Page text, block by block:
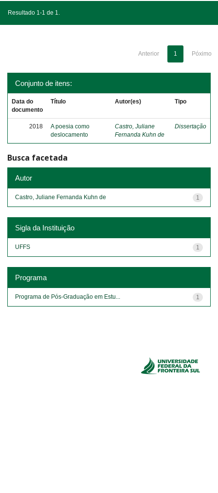
Resultado 1-1 de 1.
Anterior 1 Póximo
Conjunto de itens:
Data do
documento
Título Autor(es) Tipo
2018
A poesia como
deslocamento
Castro, Juliane
Fernanda Kuhn de
Dissertação
Busca facetada
Autor
1
Castro, Juliane Fernanda Kuhn de
Sigla da Instituição
1
UFFS
Programa
1
Programa de Pós-Graduação em Estu...